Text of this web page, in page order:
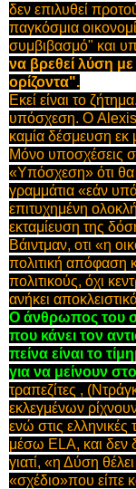
δεν επιλυθεί
παγκόσμια
συμβιβασμό" και
να βρεθεί λύση
ορίζοντα".
Εκεί είναι το
υπόσχεση. Ο Alexis
καμία δέσμευση εκ
Μόνο υποσχέσεις
«Υπόσχεση» ότι θα
γραμμάτια «εάν
επιτυχημένη
εκταμίευση της
Βάιντμαν, οτι «η
πολιτική απόφαση
πολιτικούς, όχι
ανήκει
Ο άνθρωπος του
που κάνει τον
πείνα είναι το
για να μείνουν
τραπεζίτες ,
εκλεγμένων
ενώ στις
μέσω ΕLA, και δεν
γιατί, «η Δύση
«σχέδιο»που είπε